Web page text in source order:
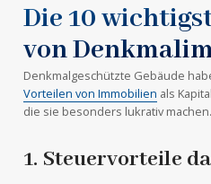
Die 10
von
Denkmalgeschützte Gebäude
Vorteilen von Immobilien als
die sie besonders lukrativ machen.
1. Steuervorteile